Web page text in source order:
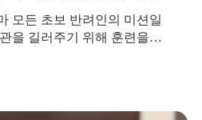
모든 초보 반려인의 미션일
을 길러주기 위해 훈련을…